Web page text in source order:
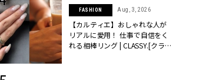
FASHION Aug, 3, 2026
【カルティエ】おしゃれな人が
リアルに愛用！ 仕事で自信をく
れる相棒リング | CLASSY.[クラッ